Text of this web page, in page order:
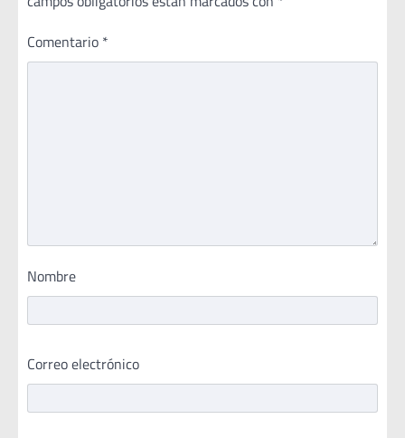
Comentario *
Nombre
Correo electrónico